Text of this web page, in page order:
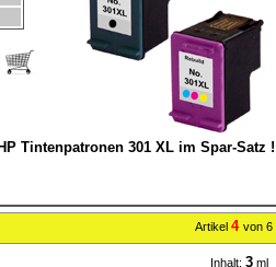
Tintenpatronen 301 XL im Spar-Satz !
Artikel 4 von 6
Inhalt: 3 ml